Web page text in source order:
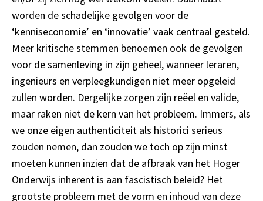
worden de schadelijke gevolgen voor de
‘kenniseconomie’ en ‘innovatie’ vaak centraal gesteld.
Meer kritische stemmen benoemen ook de gevolgen
voor de samenleving in zijn geheel, wanneer leraren,
ingenieurs en verpleegkundigen niet meer opgeleid
zullen worden. Dergelijke zorgen zijn reëel en valide,
maar raken niet de kern van het probleem. Immers, als
we onze eigen authenticiteit als historici serieus
zouden nemen, dan zouden we toch op zijn minst
moeten kunnen inzien dat de afbraak van het Hoger
Onderwijs inherent is aan fascistisch beleid? Het
grootste probleem met de vorm en inhoud van deze